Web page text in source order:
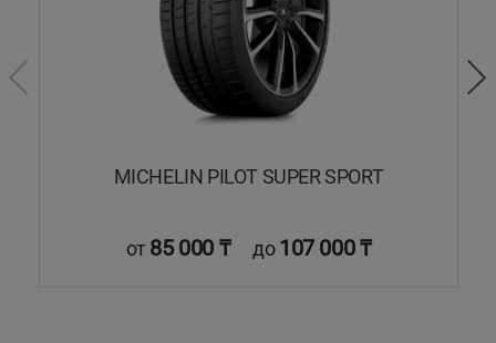
MICHELIN PILOT SUPER SPORT
от85 000 ₸ до107 000 ₸